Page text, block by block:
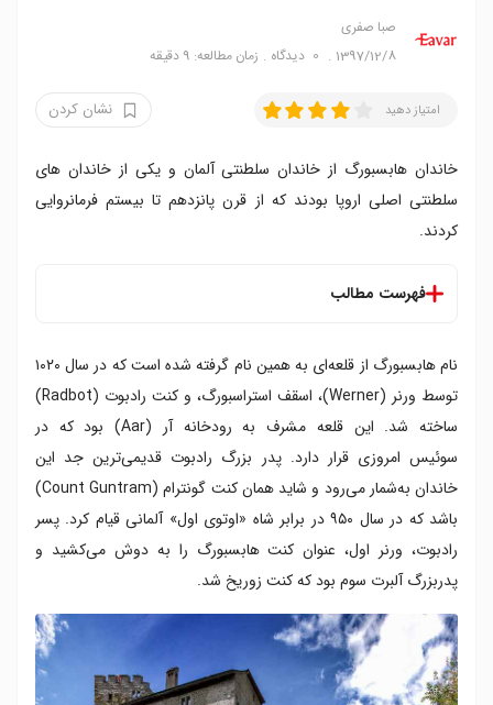
صبا صفری
1397/12/8
0 دیدگاه زمان مطالعه: 9 دقیقه
امتیاز دهید نشان کردن
خاندان هابسبورگ از خاندان سلطنتی آلمان و یکی از خاندان های
سلطنتی اصلی اروپا بودند که از قرن پانزدهم تا بیستم فرمانروایی
کردند.
فهرست مطالب
قدرت جهانی هابسبورگ ها
برادران هابسبورگ: ۱۵۱۶-۱۵۶۴
جدا شدن سرزمین های هابسبورگ: ۱۵۵۵-۱۵۵۶
ازدواج های فامیلی و جانشینی در اسپانیا: قرن هفدهم
امپراطوری اتریش: قرن هجدهم تا بیستم
خاندان هابسبورگ در یک نگاه
نام هابسبورگ از قلعه‌ای به همین نام گرفته شده است که در سال ۱۰۲۰
توسط ورنر (Werner)، اسقف استراسبورگ، و کنت رادبوت (Radbot)
ساخته شد. این قلعه مشرف به رودخانه آر (Aar) بود که در
سوئیس امروزی قرار دارد. پدر بزرگ رادبوت قدیمی‌ترین جد این
خاندان به‌شمار می‌رود و شاید همان کنت گونترام (Count Guntram)
باشد که در سال ۹۵۰ در برابر شاه «اوتوی اول» آلمانی قیام کرد. پسر
رادبوت، ورنر اول، عنوان کنت هابسبورگ را به دوش می‌کشید و
پدربزرگ آلبرت سوم بود که کنت زوریخ شد.